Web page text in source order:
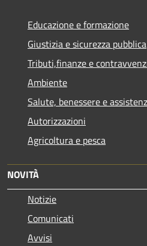
Educazione e formazione
Giustizia e sicurezza pubblica
Tributi,finanze e
Ambiente
Salute, benessere e
Autorizzazioni
Agricoltura e pesca
NOVITÀ
Notizie
Comunicati
Avvisi